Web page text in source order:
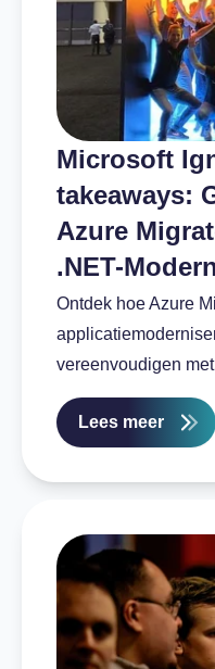
Microsoft
takeaways:
Azure
.NET-
Ontdek hoe Azure
vereenvoudigen
Lees meer